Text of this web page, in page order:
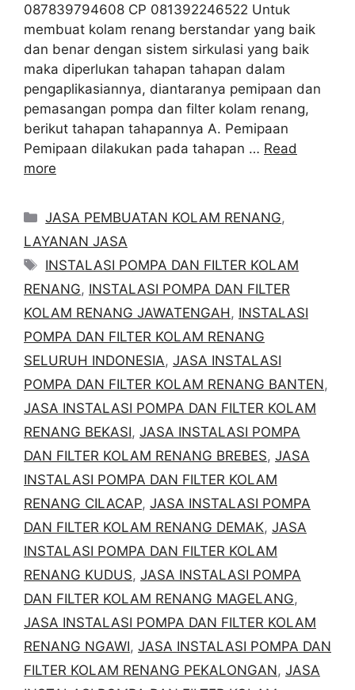
087839794608 CP 081392246522 Untuk
membuat kolam renang berstandar yang baik
dan benar dengan sistem sirkulasi yang baik
maka diperlukan tahapan tahapan dalam
pengaplikasiannya, diantaranya pemipaan dan
pemasangan pompa dan filter kolam renang,
berikut tahapan tahapannya A. Pemipaan
Pemipaan dilakukan pada tahapan … Read
more
Categories
JASA PEMBUATAN KOLAM RENANG,
LAYANAN JASA
Tags
INSTALASI POMPA DAN FILTER KOLAM
RENANG, INSTALASI POMPA DAN FILTER
KOLAM RENANG JAWATENGAH , INSTALASI
POMPA DAN FILTER KOLAM RENANG
SELURUH INDONESIA, JASA INSTALASI
POMPA DAN FILTER KOLAM RENANG BANTEN,
JASA INSTALASI POMPA DAN FILTER KOLAM
RENANG BEKASI, JASA INSTALASI POMPA
DAN FILTER KOLAM RENANG BREBES, JASA
INSTALASI POMPA DAN FILTER KOLAM
RENANG CILACAP, JASA INSTALASI POMPA
DAN FILTER KOLAM RENANG DEMAK, JASA
INSTALASI POMPA DAN FILTER KOLAM
RENANG KUDUS, JASA INSTALASI POMPA
DAN FILTER KOLAM RENANG MAGELANG,
JASA INSTALASI POMPA DAN FILTER KOLAM
RENANG NGAWI, JASA INSTALASI POMPA DAN
FILTER KOLAM RENANG PEKALONGAN, JASA